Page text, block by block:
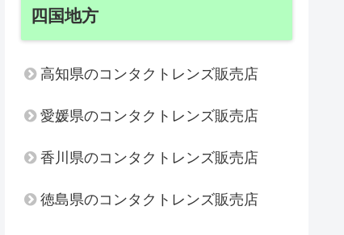
四国地方
高知県のコンタクトレンズ販売店
愛媛県のコンタクトレンズ販売店
香川県のコンタクトレンズ販売店
徳島県のコンタクトレンズ販売店